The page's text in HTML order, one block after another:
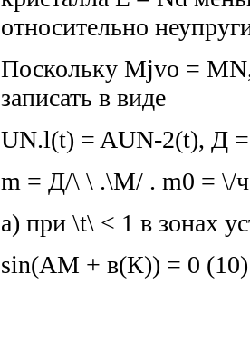
относительно
Поскольку Mjvo =
записать в виде
UN.l(t) = AUN-2(t), Д
m = Д/\ \ .\М/ . m0 = \/
а) при \t\ < 1 в зонах
sin(AМ + в(К)) = 0 (10)